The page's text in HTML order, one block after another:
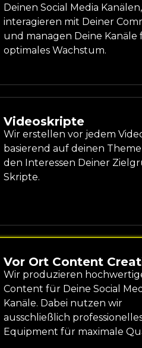
Deinen Social Media Kanälen,
interagieren mit Deiner
und managen Deine Kanäle
optimales Wachstum.
Videoskripte
Wir erstellen vor jedem
basierend auf deinen
den Interessen Deiner
Skripte.
Vor Ort Content
Wir produzieren
Content für Deine Social
Kanäle. Dabei nutzen wir
ausschließlich
Equipment für maximale